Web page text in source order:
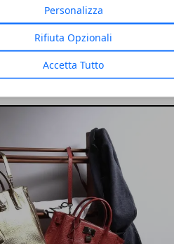
Personalizza
Rifiuta Opzionali
Accetta Tutto